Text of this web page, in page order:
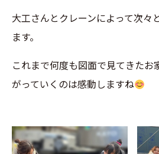
大工さんとクレーンによって次々
ます。
これまで何度も図面で見てきたお
がっていくのは感動しますね